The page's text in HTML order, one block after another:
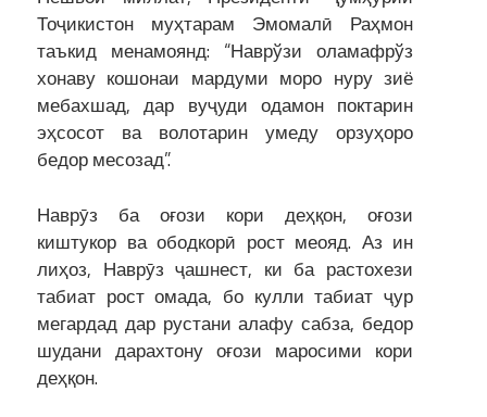
Тоҷикистон муҳтарам Эмомалӣ Раҳмон
таъкид менамоянд: “Наврўзи оламафрўз
хонаву кошонаи мардуми моро нуру зиё
мебахшад, дар вуҷуди одамон поктарин
эҳсосот ва волотарин умеду орзуҳоро
бедор месозад”.
Наврӯз ба оғози кори деҳқон, оғози
киштукор ва ободкорӣ рост меояд. Аз ин
лиҳоз, Наврӯз ҷашнест, ки ба растохези
табиат рост омада, бо кулли табиат ҷур
мегардад дар рустани алафу сабза, бедор
шудани дарахтону оғози маросими кори
деҳқон.